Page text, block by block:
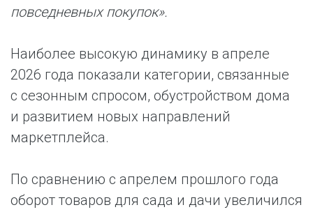
повседневных покупок».
Наиболее высокую динамику в апреле
2026 года показали категории, связанные
с сезонным спросом, обустройством дома
и развитием новых направлений
маркетплейса.
По сравнению с апрелем прошлого года
оборот товаров для сада и дачи увеличился